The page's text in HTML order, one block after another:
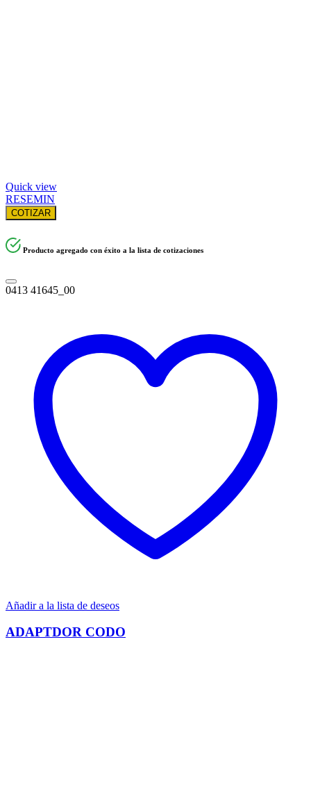
Quick view
RESEMIN
COTIZAR
Producto agregado con éxito a la lista de cotizaciones
0413 41645_00
Añadir a la lista de deseos
ADAPTDOR CODO